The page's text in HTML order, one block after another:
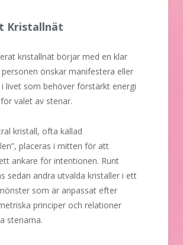
Kristallnät
kristallnät börjar med en klar
önskar manifestera eller
livet som behöver förstärkt energi
valet av stenar.
kristall, ofta kallad
placeras i mitten för att
ankare för intentionen. Runt
sedan andra utvalda kristaller i ett
som är anpassat efter
principer och relationer
stenarna.